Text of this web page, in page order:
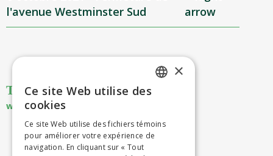
l'avenue Westminster Sud
THE EASTON Montréal-Ouest
www.theeaston.ca
×
Ce site Web utilise des
cookies
Ce site Web utilise des fichiers témoins
pour améliorer votre expérience de
navigation. En cliquant sur « Tout